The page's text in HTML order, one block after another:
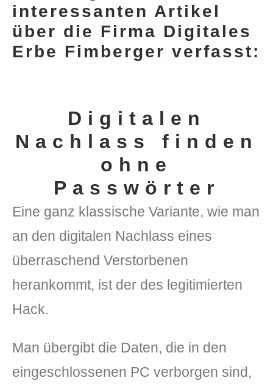
DLH Stick – Sicherheitskonzept
Videoanleitung und Manual
Versionsinformationen
interessanten Artikel
über die Firma Digitales
Erbe Fimberger verfasst:
Digitalen
Nachlass finden
ohne
Passwörter
Eine ganz klassische Variante, wie man
an den digitalen Nachlass eines
überraschend Verstorbenen
herankommt, ist der des legitimierten
Hack.
Man übergibt die Daten, die in den
eingeschlossenen PC verborgen sind,